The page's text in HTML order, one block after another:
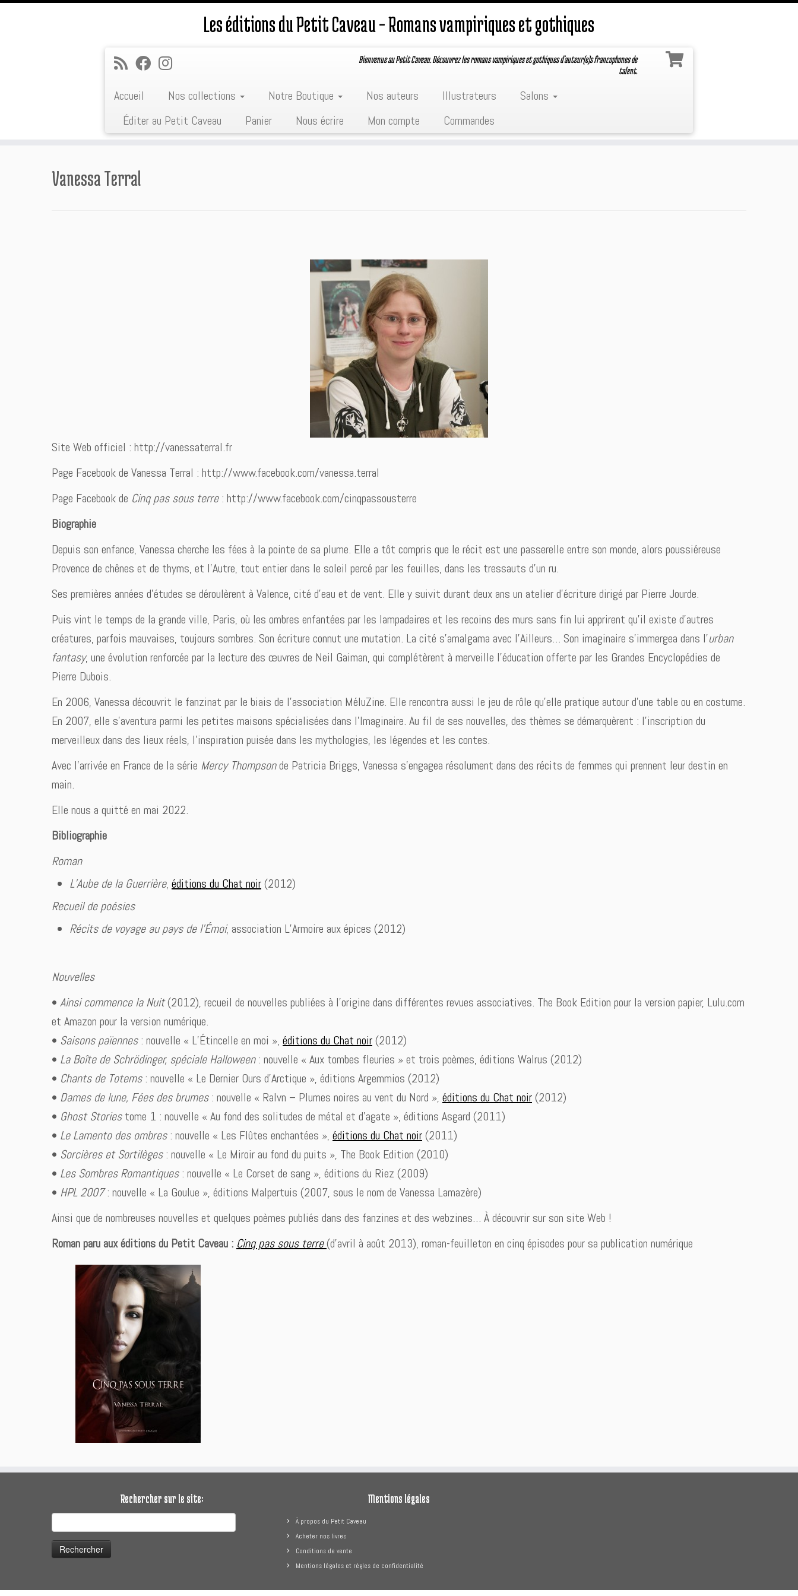
Les éditions du Petit Caveau – Romans vampiriques et gothiques
Bienvenue au Petit Caveau. Découvrez les romans vampiriques et gothiques d'auteur(e)s francophones de
talent.
Accueil Nos collections Notre Boutique Nos auteurs Illustrateurs
Salons
Éditer au Petit Caveau
Panier Nous écrire Mon compte Commandes
Vanessa Terral
Site Web officiel : http://vanessaterral.fr
Page Facebook de Vanessa Terral : http://www.facebook.com/vanessa.terral
Page Facebook de Cinq pas sous terre: http://www.facebook.com/cinqpassousterre
Biographie
Depuis son enfance, Vanessa cherche les fées à la pointe de sa plume. Elle a tôt compris que le récit est une passerelle entre son monde, alors poussiéreuse
Provence de chênes et de thyms, et l’Autre, tout entier dans le soleil percé par les feuilles, dans les tressauts d’un ru.
Ses premières années d’études se déroulèrent à Valence, cité d’eau et de vent. Elle y suivit durant deux ans un atelier d’écriture dirigé par Pierre Jourde.
Puis vint le temps de la grande ville, Paris, où les ombres enfantées par les lampadaires et les recoins des murs sans fin lui apprirent qu’il existe d’autres
créatures, parfois mauvaises, toujours sombres. Son écriture connut une mutation. La cité s’amalgama avec l’Ailleurs… Son imaginaire s’immergea dans l’urban
fantasy, une évolution renforcée par la lecture des œuvres de Neil Gaiman, qui complétèrent à merveille l’éducation offerte par les Grandes Encyclopédies de
Pierre Dubois.
En 2006, Vanessa découvrit le fanzinat par le biais de l’association MéluZine. Elle rencontra aussi le jeu de rôle qu’elle pratique autour d’une table ou en costume.
En 2007, elle s’aventura parmi les petites maisons spécialisées dans l’Imaginaire. Au fil de ses nouvelles, des thèmes se démarquèrent : l’inscription du
merveilleux dans des lieux réels, l’inspiration puisée dans les mythologies, les légendes et les contes.
Avec l’arrivée en France de la série Mercy Thompsonde Patricia Briggs, Vanessa s’engagea résolument dans des récits de femmes qui prennent leur destin en
main.
Elle nous a quitté en mai 2022.
Bibliographie
Roman
L’Aube de la Guerrière, éditions du Chat noir(2012)
Recueil de poésies
Récits de voyage au pays de l’Émoi, association L’Armoire aux épices (2012)
Nouvelles
• Ainsi commence la Nuit(2012), recueil de nouvelles publiées à l’origine dans différentes revues associatives. The Book Edition pour la version papier, Lulu.com
et Amazon pour la version numérique.
• Saisons païennes: nouvelle « L’Étincelle en moi », éditions du Chat noir(2012)
• La Boîte de Schrödinger, spéciale Halloween: nouvelle « Aux tombes fleuries » et trois poèmes, éditions Walrus (2012)
• Chants de Totems: nouvelle « Le Dernier Ours d’Arctique », éditions Argemmios (2012)
• Dames de lune, Fées des brumes: nouvelle « Ralvn – Plumes noires au vent du Nord », éditions du Chat noir(2012)
• Ghost Storiestome 1 : nouvelle « Au fond des solitudes de métal et d’agate », éditions Asgard (2011)
• Le Lamento des ombres: nouvelle « Les Flûtes enchantées », éditions du Chat noir(2011)
• Sorcières et Sortilèges: nouvelle « Le Miroir au fond du puits », The Book Edition (2010)
• Les Sombres Romantiques: nouvelle « Le Corset de sang », éditions du Riez (2009)
• HPL 2007: nouvelle « La Goulue », éditions Malpertuis (2007, sous le nom de Vanessa Lamazère)
Ainsi que de nombreuses nouvelles et quelques poèmes publiés dans des fanzines et des webzines… À découvrir sur son site Web !
Roman paru aux éditions du Petit Caveau : Cinq pas sous terre(d’avril à août 2013), roman-feuilleton en cinq épisodes pour sa publication numérique
Rechercher sur le site: Mentions légales
À propos du Petit Caveau
Acheter nos livres
Conditions de vente
Mentions légales et règles de confidentialité